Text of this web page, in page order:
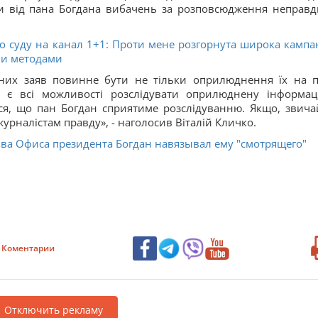
пана Богдана вибачень за розповсюдження
суду на канал 1+1: Проти мене розгорнута широка
методами
заяв повинне бути не тільки оприлюднення їх на
можливості розслідувати оприлюднену
що пан Богдан сприятиме розслідуванню. Якщо,
правду», - наголосив Віталій Кличко.
Офиса президента Богдан навязывал ему "смотрящего"
Коментарии
Отключить рекламу